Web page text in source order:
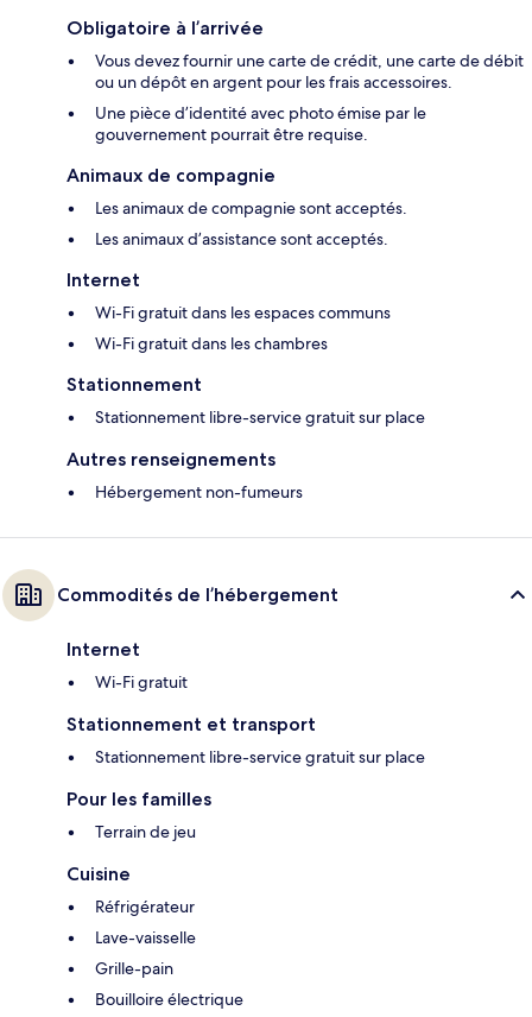
Obligatoire à l’arrivée
Vous devez fournir une carte de crédit, une carte de débit
ou un dépôt en argent pour les frais accessoires.
Une pièce d’identité avec photo émise par le
gouvernement pourrait être requise.
Animaux de compagnie
Les animaux de compagnie sont acceptés.
Les animaux d’assistance sont acceptés.
Internet
Wi-Fi gratuit dans les espaces communs
Wi-Fi gratuit dans les chambres
Stationnement
Stationnement libre-service gratuit sur place
Autres renseignements
Hébergement non-fumeurs
Commodités de l’hébergement
Internet
Wi-Fi gratuit
Stationnement et transport
Stationnement libre-service gratuit sur place
Pour les familles
Terrain de jeu
Cuisine
Réfrigérateur
Lave-vaisselle
Grille-pain
Bouilloire électrique